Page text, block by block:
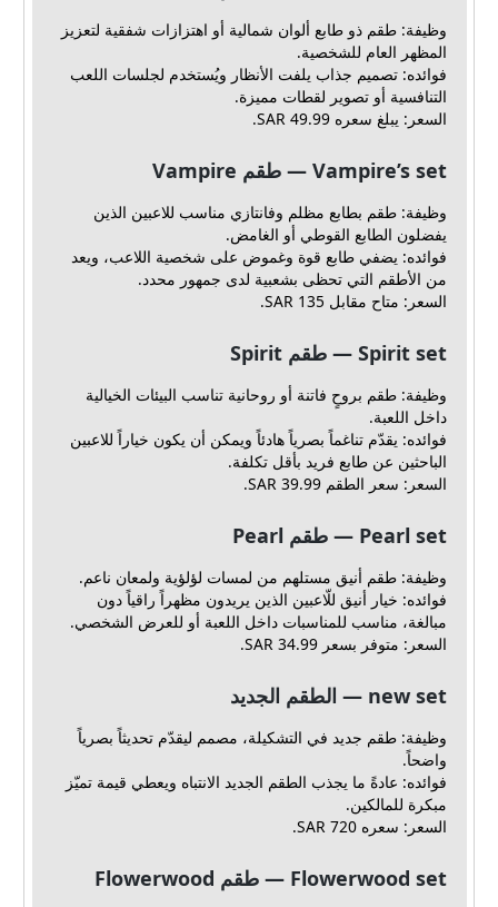
وظيفة: طقم ذو طابع ألوان شمالية أو اهتزازات شفقية لتعزيز
المظهر العام للشخصية.
فوائده: تصميم جذاب يلفت الأنظار ويُستخدم لجلسات اللعب
التنافسية أو تصوير لقطات مميزة.
السعر: يبلغ سعره 49.99 SAR.
Vampire’s set — طقم Vampire
وظيفة: طقم بطابع مظلم وفانتازي مناسب للاعبين الذين
يفضلون الطابع القوطي أو الغامض.
فوائده: يضفي طابع قوة وغموض على شخصية اللاعب، ويعد
من الأطقم التي تحظى بشعبية لدى جمهور محدد.
السعر: متاح مقابل 135 SAR.
Spirit set — طقم Spirit
وظيفة: طقم بروحٍ فاتنة أو روحانية تناسب البيئات الخيالية
داخل اللعبة.
فوائده: يقدّم تناغماً بصرياً هادئاً ويمكن أن يكون خياراً للاعبين
الباحثين عن طابع فريد بأقل تكلفة.
السعر: سعر الطقم 39.99 SAR.
Pearl set — طقم Pearl
وظيفة: طقم أنيق مستلهم من لمسات لؤلؤية ولمعان ناعم.
فوائده: خيار أنيق للّاعبين الذين يريدون مظهراً راقياً دون
مبالغة، مناسب للمناسبات داخل اللعبة أو للعرض الشخصي.
السعر: متوفر بسعر 34.99 SAR.
new set — الطقم الجديد
وظيفة: طقم جديد في التشكيلة، مصمم ليقدّم تحديثاً بصرياً
واضحاً.
فوائده: عادةً ما يجذب الطقم الجديد الانتباه ويعطي قيمة تميّز
مبكرة للمالكين.
السعر: سعره 720 SAR.
Flowerwood set — طقم Flowerwood